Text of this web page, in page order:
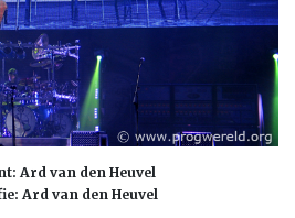
Ard van den Heuvel
Ard van den Heuvel